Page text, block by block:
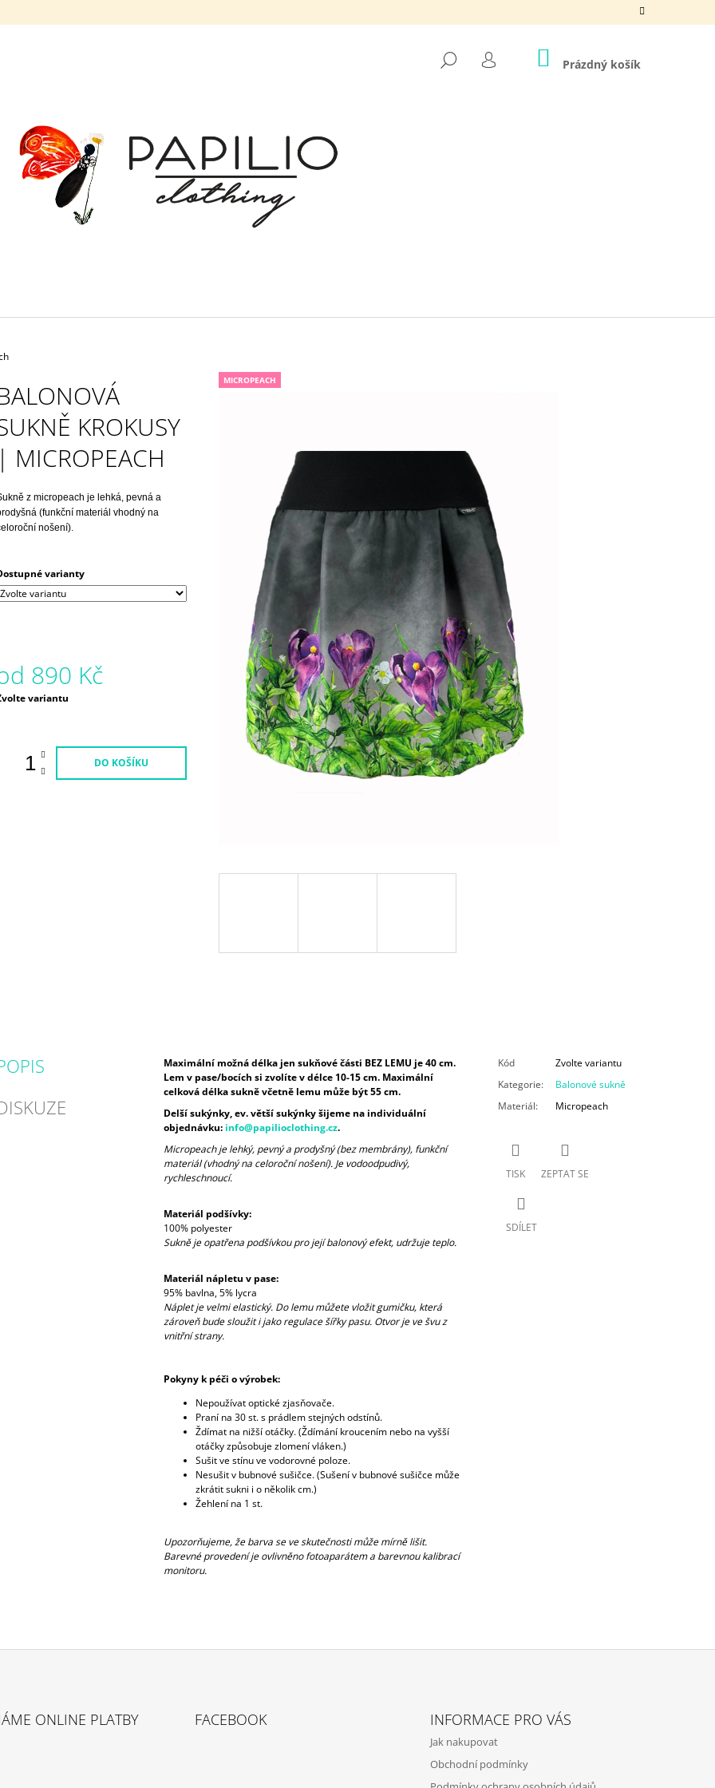
HLEDAT
PŘIHLÁŠENÍ
NÁKUPNÍ
KOŠÍK
Prázdný košík
KROKUSY
| MICROPEACH
MICROPEACH
z micropeach je lehká, pevná a
(funkční materiál vhodný na
nošení).
varianty
890 Kč
variantu
DO KOŠÍKU
Maximální možná délka jen sukňové části BEZ LEMU je 40 cm.
Lem v pase/bocích si zvolíte v délce 10-15 cm. Maximální
celková délka sukně včetně lemu může být 55 cm.
Delší sukýnky, ev. větší sukýnky šijeme na individuální
objednávku: info@papilioclothing.cz.
Micropeach je lehký, pevný a prodyšný (bez membrány), funkční
materiál (vhodný na celoroční nošení). Je vodoodpudivý,
rychleschnoucí.
Materiál podšívky:
100% polyester
Sukně je opatřena podšívkou pro její balonový efekt, udržuje teplo.
Materiál nápletu v pase:
95% bavlna, 5% lycra
Náplet je velmi elastický. Do lemu můžete vložit gumičku, která
zároveň bude sloužit i jako regulace šířky pasu. Otvor je ve švu z
vnitřní strany.
Pokyny k péči o výrobek:
Nepoužívat optické zjasňovače.
Praní na 30 st. s prádlem stejných odstínů.
Ždímat na nižší otáčky. (Ždímání kroucením nebo na vyšší
otáčky způsobuje zlomení vláken.)
Sušit ve stínu ve vodorovné poloze.
Nesušit v bubnové sušičce. (Sušení v bubnové sušičce může
zkrátit sukni i o několik cm.)
Žehlení na 1 st.
Upozorňujeme, že barva se ve skutečnosti může mírně lišit.
Barevné provedení je ovlivněno fotoaparátem a barevnou kalibrací
monitoru.
Kód
Zvolte variantu
Kategorie:
Balonové sukně
Materiál: Micropeach
TISK ZEPTAT SE
SDÍLET
HLEDAT
DOPORUČUJEME
Kč
ONLINE PLATBY FACEBOOK INFORMACE PRO VÁS
Jak nakupovat
Obchodní podmínky